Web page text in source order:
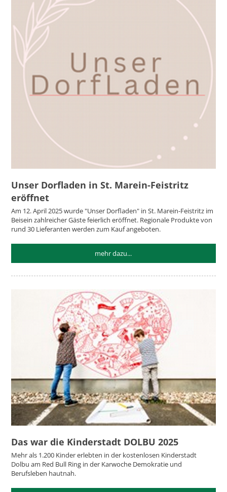
Unser Dorfladen in St. Marein-Feistritz
eröffnet
Am 12. April 2025 wurde "Unser Dorfladen" in St. Marein-Feistritz im
Beisein zahlreicher Gäste feierlich eröffnet. Regionale Produkte von
rund 30 Lieferanten werden zum Kauf angeboten.
mehr dazu...
Das war die Kinderstadt DOLBU 2025
Mehr als 1.200 Kinder erlebten in der kostenlosen Kinderstadt
Dolbu am Red Bull Ring in der Karwoche Demokratie und
Berufsleben hautnah.